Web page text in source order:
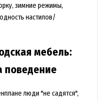
зимние режимы,
настилов/
мебель:
поведение
люди "не садятся",